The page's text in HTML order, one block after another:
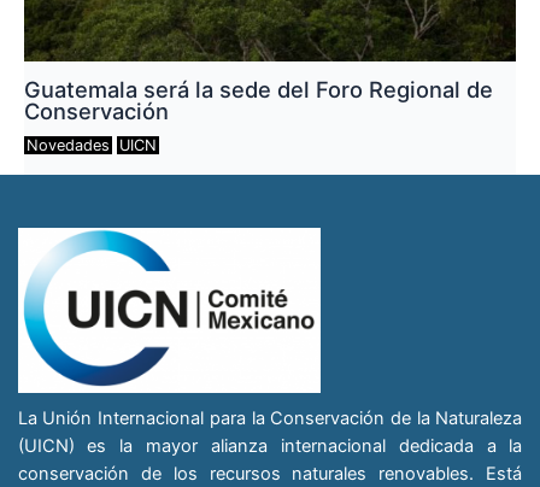
Guatemala será la sede del Foro Regional de
Conservación
Novedades UICN
La Unión Internacional para la Conservación de la Naturaleza
(UICN) es la mayor alianza internacional dedicada a la
conservación de los recursos naturales renovables. Está